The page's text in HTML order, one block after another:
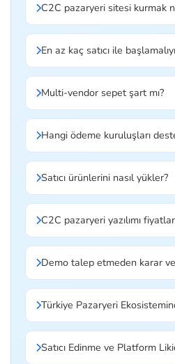
C2C pazaryeri sitesi kurmak
En az kaç satıcı ile
Multi-vendor sepet şart mı?
Hangi ödeme kuruluşları
Satıcı ürünlerini nasıl yükler?
C2C pazaryeri yazılımı
Demo talep etmeden karar
Türkiye Pazaryeri
Satıcı Edinme ve Platform